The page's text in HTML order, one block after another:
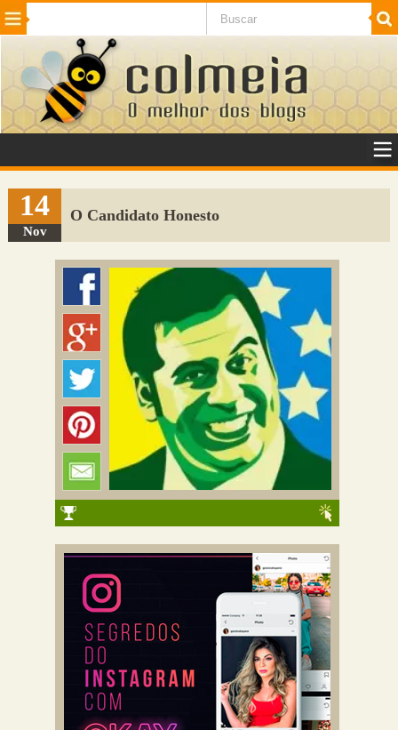
Beleza Cinema e TV
Internet Jogos NotÃ­cias SaÃºde
VeÃ­culos Adulto
Sugerir Link
Adicionar Blog
Colmeia Exchange
14
Nov
O Candidato Honesto